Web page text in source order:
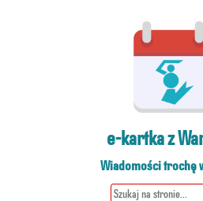
e-kartka z
Wiadomości trochę
search